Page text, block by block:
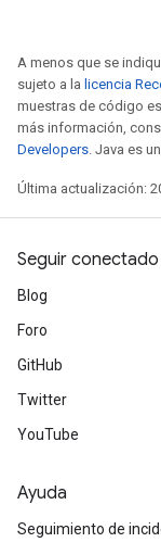
A menos que se
sujeto a la licencia
muestras de código
más información,
Developers. Java es
Última actualización:
Seguir conectado
Blog
Foro
GitHub
Twitter
YouTube
Ayuda
Seguimiento de